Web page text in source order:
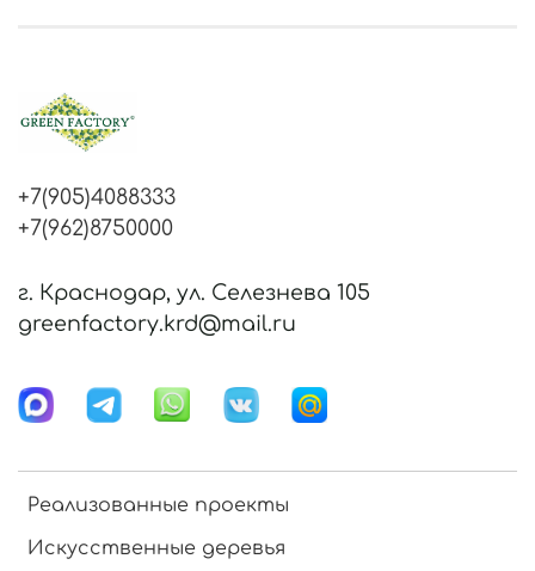
Реализованные проекты
Искусственные деревья
+7(905)4088333
+7(962)8750000
г. Краснодар, ул. Селезнева 105
greenfactory.krd@mail.ru